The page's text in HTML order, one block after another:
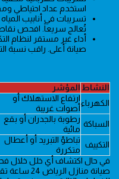
استخدم عداد احتياطي
تسريبات في أنابيب
تُعالج سريعاً. افحص نقاط
أداء غير مستقر لنظام
صيانة أعلى. راقب نسبة
النشاط المؤشر
الكهرباءارتفاع الاستهلاك أو
أصوات غريبة
السباكة رطوبة بالجدران أو بقع
مائية
التكييف تباطؤ التبريد أو أعطال
متكررة
في حال اكتشاف أي خلل خلال
صيانة